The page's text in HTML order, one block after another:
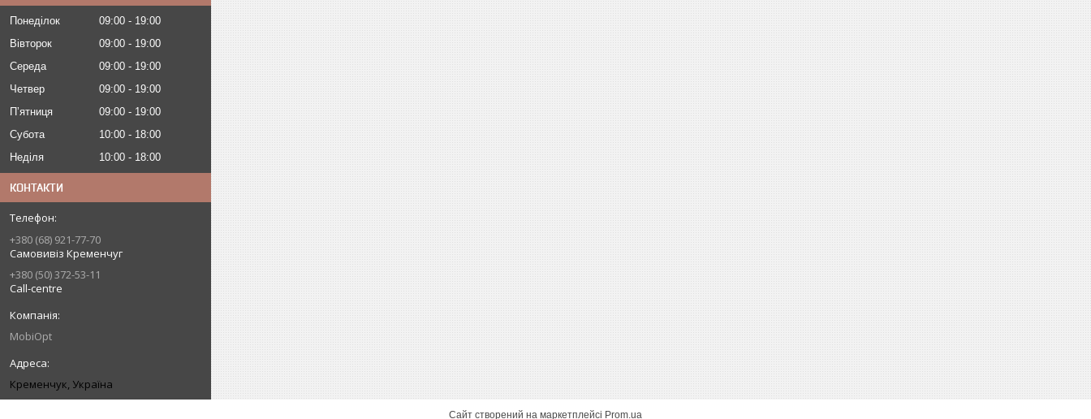
Понеділок 09:00
19:00
Вівторок
09:00
19:00
Середа
09:00
19:00
Четвер
09:00
19:00
Пʼятниця
09:00
19:00
Субота
10:00
18:00
Неділя
10:00 18:00
КОНТАКТИ
+380 (68) 921-77-70
Самовивіз Кременчуг
+380 (50) 372-53-11
Call-centre
MobiOpt
Кременчук, Україна
Сайт створений на маркетплейсі Prom.ua